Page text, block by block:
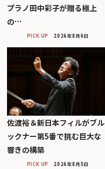
プラノ田中彩子が贈る極上
の…
PICK UP 2026年8月6日
佐渡裕＆新日本フィルがブル
ックナー第5番で挑む巨大な
響きの構築
PICK UP 2026年8月5日